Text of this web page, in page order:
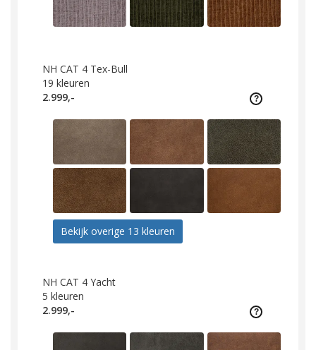
NH CAT 4 Tex-Bull
19 kleuren
2.999,-
Bekijk overige 13 kleuren
NH CAT 4 Yacht
5 kleuren
2.999,-